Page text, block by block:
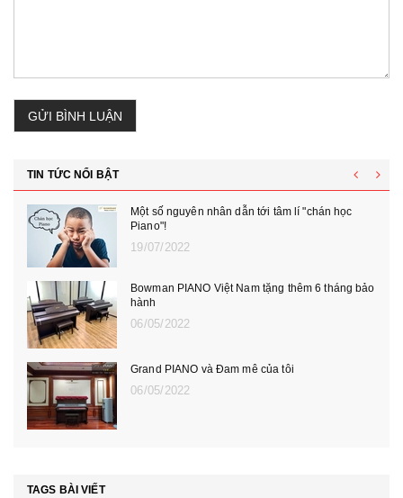
GỬI BÌNH LUẬN
TIN TỨC NỔI BẬT
Một số nguyên nhân dẫn tới tâm lí "chán học
Piano"!
19/07/2022
Bowman PIANO Việt Nam tặng thêm 6 tháng bảo
hành
06/05/2022
Grand PIANO và Đam mê của tôi
06/05/2022
TAGS BÀI VIẾT